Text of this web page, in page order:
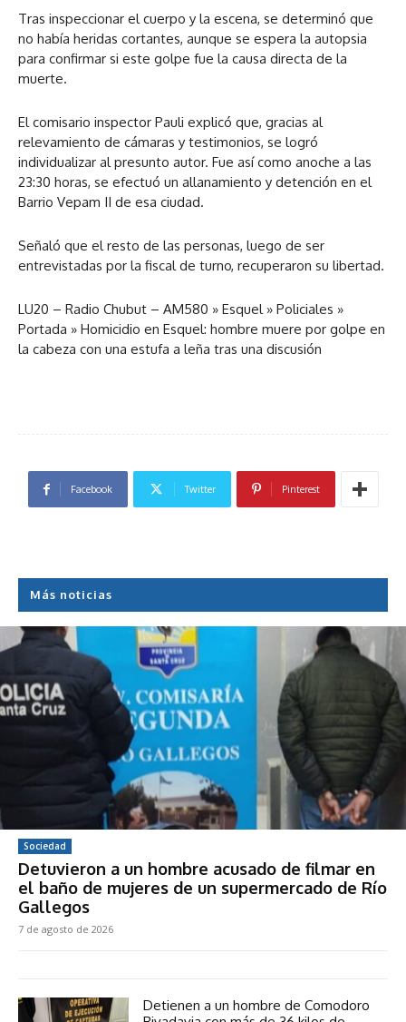
Tras inspeccionar el cuerpo y la escena, se determinó que
no había heridas cortantes, aunque se espera la autopsia
para confirmar si este golpe fue la causa directa de la
muerte.
El comisario inspector Pauli explicó que, gracias al
relevamiento de cámaras y testimonios, se logró
individualizar al presunto autor. Fue así como anoche a las
23:30 horas, se efectuó un allanamiento y detención en el
Barrio Vepam II de esa ciudad.
Señaló que el resto de las personas, luego de ser
entrevistadas por la fiscal de turno, recuperaron su libertad.
LU20 – Radio Chubut – AM580 » Esquel » Policiales »
Portada » Homicidio en Esquel: hombre muere por golpe en
la cabeza con una estufa a leña tras una discusión
Facebook Twitter Pinterest
Más noticias
Sociedad
Detuvieron a un hombre acusado de filmar en
el baño de mujeres de un supermercado de Río
Gallegos
7 de agosto de 2026
Detienen a un hombre de Comodoro